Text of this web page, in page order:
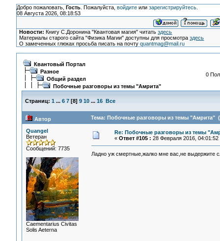
Добро пожаловать, Гость. Пожалуйста, войдитеили зарегистрируйтесь.
08 Августа 2026, 08:18:53
Новости: Книгу С.Доронина "Квантовая магия" читатьздесь
Материалы старого сайта "Физика Магии" доступны для просмотраздесь
О замеченных глюках просьба писать на почтуquantmag@mail.ru
Квантовый Портал
Разное
Общий раздел
Побочные разговоры из темы "Амрита"
0
Страниц: 1 ... 6 7[8] 9 10 ... 16 Все
Автор Тема: Побочные разговоры из темы "Амрита"
Quangel
Ветеран
Сообщений: 7735
Сaementarius Civitas
Solis Aeterna
Re: Побочные разговоры из темы
« Ответ #105 : 28 Февраля 2016, 04:01:52
Ладно уж смертные,жалко мне вас,не выдержите